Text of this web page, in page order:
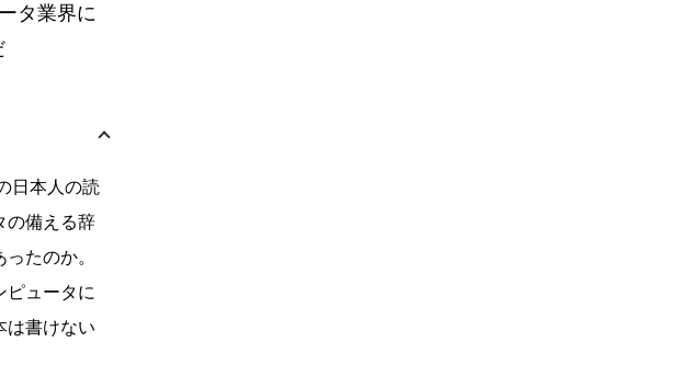
タ業界に
日本人の読
の備える辞
たのか。
ピュータに
は書けない